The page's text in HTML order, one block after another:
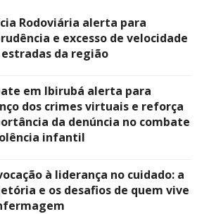
Rodoviária alerta para
e excesso de velocidade
estradas da região
em Ibirubá alerta para
dos crimes virtuais e reforça
da denúncia no combate
infantil
à liderança no cuidado: a
e os desafios de quem vive